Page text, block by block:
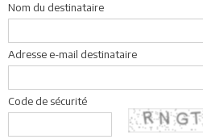
Nom du destinataire
Adresse e-mail destinataire
Code de sécurité